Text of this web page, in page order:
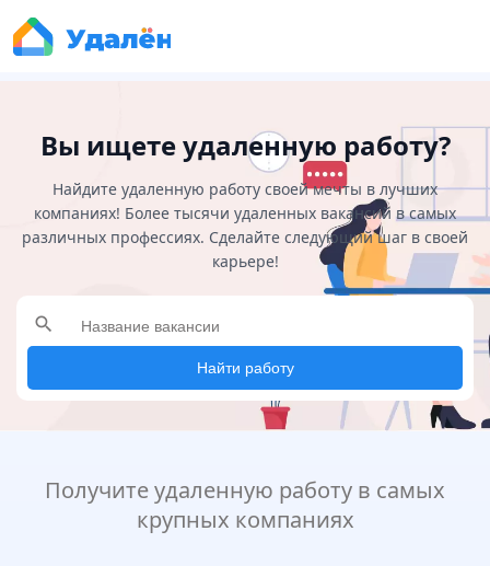
Вы ищете удаленную работу?
Найдите удаленную работу своей мечты в лучших
компаниях! Более тысячи удаленных вакансий в самых
различных профессиях. Сделайте следующий шаг в своей
карьере!
search
Найти работу
Получите удаленную работу в самых
крупных компаниях